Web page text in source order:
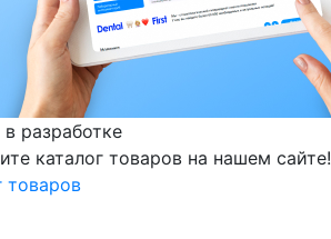
разработке
каталог товаров на нашем сайте!
товаров